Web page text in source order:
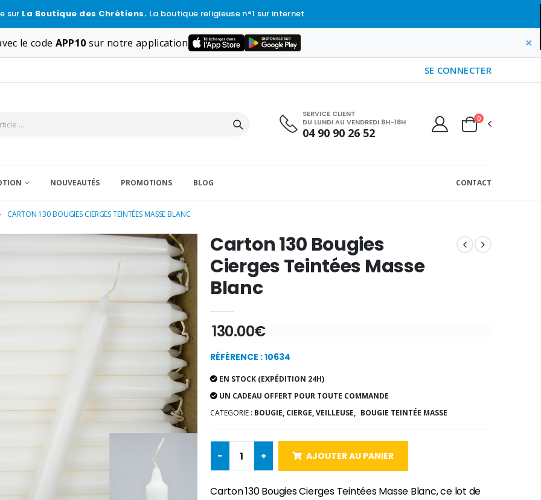
sur La Boutique des Chrétiens. La boutique religieuse n°1 sur internet
le code APP10 sur notre application ×
SE CONNECTER
SERVICE CLIENT
DU LUNDI AU VENDREDI 8H-18H
04 90 90 26 52
0
NOUVEAUTÉS PROMOTIONS BLOG CONTACT
CARTON 130 BOUGIES CIERGES TEINTÉES MASSE BLANC
Carton 130 Bougies
Cierges Teintées Masse
Blanc
130.00€
RÉFÉRENCE : 10634
EN STOCK (EXPÉDITION 24H)
UN CADEAU OFFERT POUR TOUTE COMMANDE
CATEGORIE : BOUGIE, CIERGE, VEILLEUSE, BOUGIE TEINTÉE MASSE
- + AJOUTER AU PANIER
Carton 130 Bougies Cierges Teintées Masse Blanc, ce lot de